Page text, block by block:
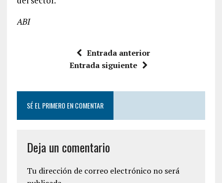
ABI
Entrada anterior
Entrada siguiente
SÉ EL PRIMERO EN COMENTAR
Deja un comentario
Tu dirección de correo electrónico no será